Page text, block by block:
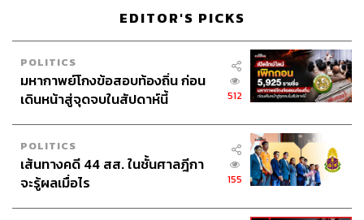
EDITOR'S PICKS
POLITICS
มหากาพย์โกงข้อสอบท้องถิ่น ก่อน
เดินหน้าสู่จุดจบในสัปดาห์นี้
512
POLITICS
เส้นทางคดี 44 สส. ในชั้นศาลฎีกา
จะรู้ผลเมื่อไร
155